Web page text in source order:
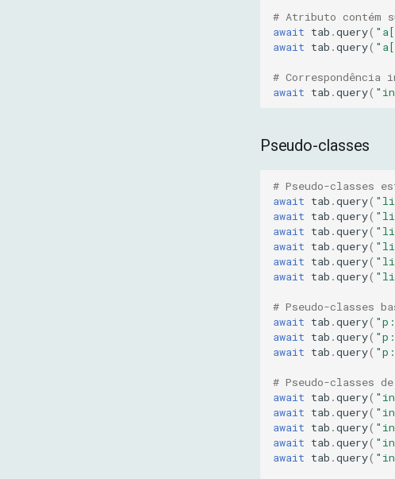
# Atributo contém
await tab .query(
await tab .query(
# Correspondência
await tab .query(
Pseudo-classes
# Pseudo-classes
await tab .query(
await tab .query(
await tab .query(
await tab .query(
await tab .query(
await tab .query(
# Pseudo-classes
await tab .query(
await tab .query(
await tab .query(
# Pseudo-classes
await tab .query(
await tab .query(
await tab .query(
await tab .query(
await tab .query(